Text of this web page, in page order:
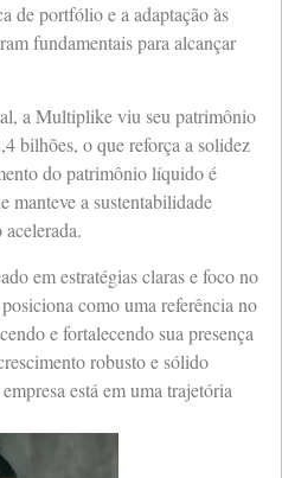
de portfólio e a adaptação às
fundamentais para alcançar
a Multiplike viu seu patrimônio
bilhões, o que reforça a solidez
do patrimônio líquido é
manteve a sustentabilidade
em estratégias claras e foco no
como uma referência no
e fortalecendo sua presença
robusto e sólido
está em uma trajetória